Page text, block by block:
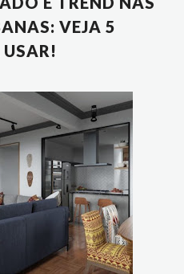
VEJA 5